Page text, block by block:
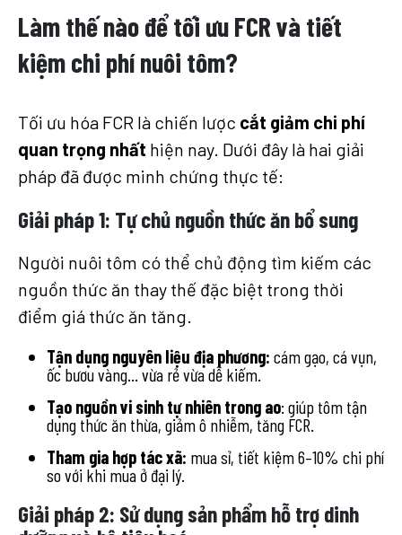
Làm thế nào để tối ưu FCR và tiết
kiệm chi phí nuôi tôm?
Tối ưu hóa FCR là chiến lược cắt giảm chi phí
quan trọng nhất hiện nay. Dưới đây là hai giải
pháp đã được minh chứng thực tế:
Giải pháp 1: Tự chủ nguồn thức ăn bổ sung
Người nuôi tôm có thể chủ động tìm kiếm các
nguồn thức ăn thay thế đặc biệt trong thời
điểm giá thức ăn tăng.
Tận dụng nguyên liệu địa phương: cám gạo, cá vụn,
ốc bươu vàng… vừa rẻ vừa dễ kiếm.
Tạo nguồn vi sinh tự nhiên trong ao: giúp tôm tận
dụng thức ăn thừa, giảm ô nhiễm, tăng FCR.
Tham gia hợp tác xã: mua sỉ, tiết kiệm 6–10% chi phí
so với khi mua ở đại lý.
Giải pháp 2: Sử dụng sản phẩm hỗ trợ dinh